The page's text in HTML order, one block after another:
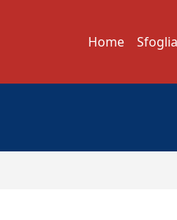
Home Sfoglia